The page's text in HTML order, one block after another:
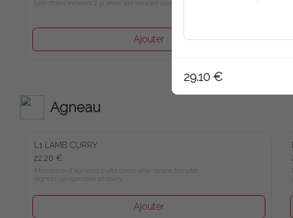
Les chips indiens 2 p. avec les sauces aux choix
Ajouter
Agneau
L1 LAMB CURRY
22.20 €
Morceaux d’agneau cuits dans une sauce tomate, oignon,
gingembre et curry
Ajouter
29.10 €